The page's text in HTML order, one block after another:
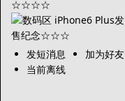
发短消息
加为好友
当前离线